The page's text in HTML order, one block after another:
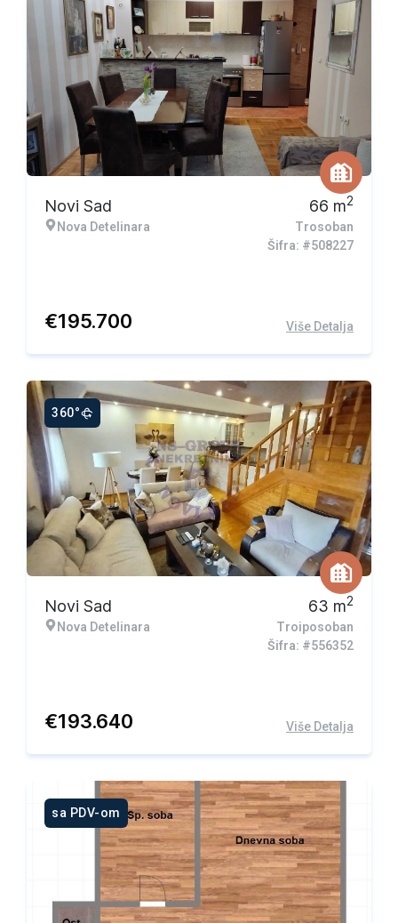
Novi Sad
Nova Detelinara
66 m2
Trosoban
Šifra: #508227
€195.700 Više Detalja
360°
Novi Sad
Nova Detelinara
63 m2
Troiposoban
Šifra: #556352
€193.640 Više Detalja
sa PDV-om